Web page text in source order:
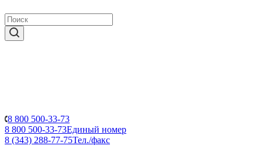
8 800 500-33-73
8 800 500-33-73Единый номер
8 (343) 288-77-75Тел./факс